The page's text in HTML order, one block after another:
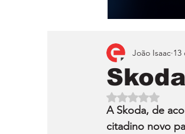
João Isaac 13
Avaliado com
A Skoda, de
citadino novo